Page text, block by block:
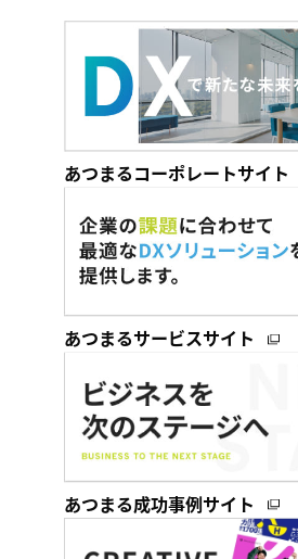
あつまるコーポレートサイト
あつまるサービスサイト
あつまる成功事例サイト